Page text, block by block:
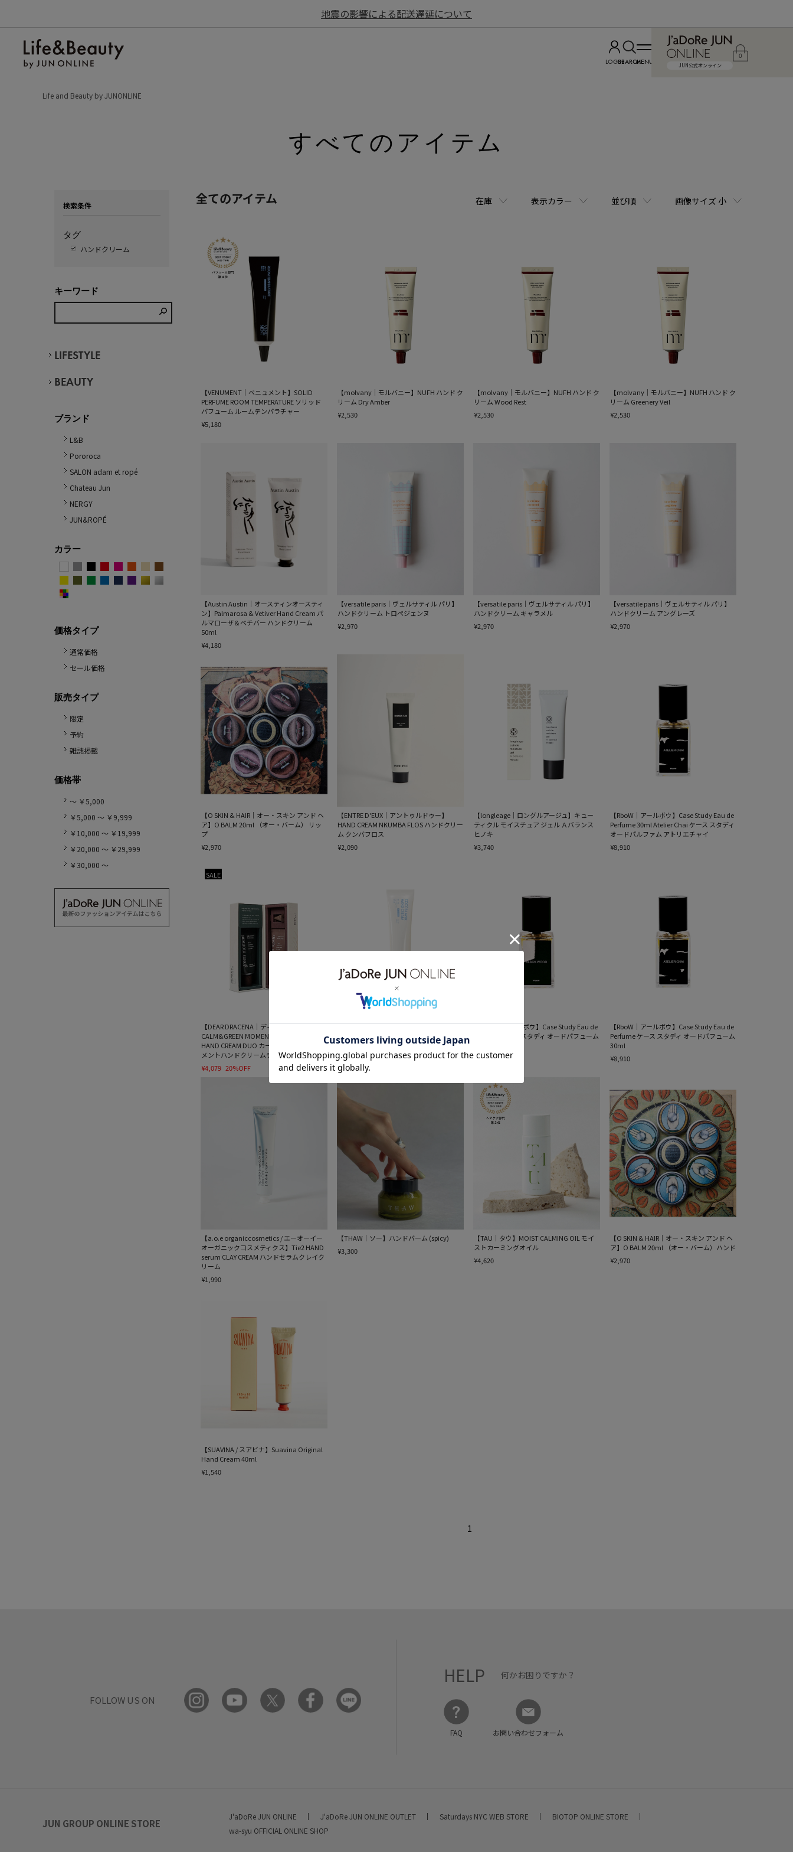
地震の影響による配送遅延について
LOGINSEARCHMENU JUN公式オンライン
0
Life and Beauty by JUNONLINE
すべてのアイテム
検索条件
タグ
ハンドクリーム
キーワード
LIFESTYLE
BEAUTY
ブランド
L&B
Pororoca
SALON adam et ropé
Chateau Jun
NERGY
JUN&ROPÉ
カラー
価格タイプ
通常価格
セール価格
販売タイプ
限定
予約
雑誌掲載
価格帯
～ ￥5,000
￥5,000 ～ ￥9,999
￥10,000 ～ ￥19,999
￥20,000 ～ ￥29,999
￥30,000 ～
全てのアイテム 在庫 表示カラー 並び順 画像サイズ 小
【VENUMENT｜ベニュメント】SOLID
PERFUME ROOM TEMPERATURE ソリッド
パフューム ルームテンパラチャー
¥5,180
【molvany｜モルバニー】NUFH ハンド ク
リーム Dry Amber
¥2,530
【molvany｜モルバニー】NUFH ハンド ク
リーム Wood Rest
¥2,530
【molvany｜モルバニー】NUFH ハンド ク
リーム Greenery Veil
¥2,530
【Austin Austin｜オースティンオースティ
ン】Palmarosa & Vetiver Hand Cream パ
ルマローザ＆ベチバー ハンドクリーム
50ml
¥4,180
【versatile paris｜ヴェルサティル パリ】
ハンドクリーム トロペジェンヌ
¥2,970
【versatile paris｜ヴェルサティル パリ】
ハンドクリーム キャラメル
¥2,970
【versatile paris｜ヴェルサティル パリ】
ハンドクリーム アングレーズ
¥2,970
【O SKIN & HAIR｜オー・スキン アンド ヘ
ア】O BALM 20ml （オー・バーム） リッ
プ
¥2,970
【ENTRE D'EUX｜アントゥルドゥー】
HAND CREAM NKUMBA FLOS ハンドクリー
ム クンバフロス
¥2,090
【longleage｜ロングルアージュ】キュー
ティクル モイスチュア ジェル Ａバランス
ヒノキ
¥3,740
【RboW｜アールボウ】Case Study Eau de
Perfume 30ml Atelier Chai ケース スタディ
オードパルファム アトリエチャイ
¥8,910
SALE
【DEAR DRACENA｜ディアドラセナ】
CALM&GREEN MOMENT HIGH NUTRITION
HAND CREAM DUO カーム&グリーンモー
メントハンドクリームデュオセット
¥4,079 20%OFF
【VENUMENT｜ベニュメント】COCOS
LAYER HAND CREAM ココスレイヤーハンド
クリーム
¥3,000
【RboW｜アールボウ】Case Study Eau de
Perfume ケース スタディ オードパフューム
¥8,910
【RboW｜アールボウ】Case Study Eau de
Perfume ケース スタディ オードパフューム
30ml
¥8,910
【a.o.e organiccosmetics / エーオーイー
オーガニックコスメティクス】Tie2 HAND
serum CLAY CREAM ハンドセラムクレイク
リーム
¥1,990
【THAW｜ソー】ハンドバーム (spicy)
¥3,300
【TAU｜タウ】MOIST CALMING OIL モイ
ストカーミングオイル
¥4,620
【O SKIN & HAIR｜オー・スキン アンド ヘ
ア】O BALM 20ml （オー・バーム）ハンド
¥2,970
【SUAVINA / スアビナ】Suavina Original
Hand Cream 40ml
¥1,540
1
FOLLOW US ON
HELP 何かお困りですか？
FAQ お問い合わせフォーム
JUN GROUP ONLINE STORE
J'aDoRe JUN ONLINE J'aDoRe JUN ONLINE OUTLET Saturdays NYC WEB STORE
BIOTOP ONLINE STORE
wa-syu OFFICIAL ONLINE SHOP